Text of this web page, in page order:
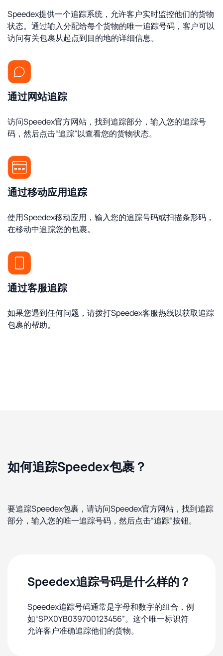
Speedex提供一个追踪系统，允许客户实时监控他们的货物
状态。通过输入分配给每个货物的唯一追踪号码，客户可以
访问有关包裹从起点到目的地的详细信息。
通过网站追踪
访问Speedex官方网站，找到追踪部分，输入您的追踪号
码，然后点击“追踪”以查看您的货物状态。
通过移动应用追踪
使用Speedex移动应用，输入您的追踪号码或扫描条形码，
在移动中追踪您的包裹。
通过客服追踪
如果您遇到任何问题，请拨打Speedex客服热线以获取追踪
包裹的帮助。
如何追踪Speedex包裹？
要追踪Speedex包裹，请访问Speedex官方网站，找到追踪
部分，输入您的唯一追踪号码，然后点击“追踪”按钮。
Speedex追踪号码是什么样的？
Speedex追踪号码通常是字母和数字的组合，例
如“SPX0YB039700123456”。这个唯一标识符
允许客户准确追踪他们的货物。